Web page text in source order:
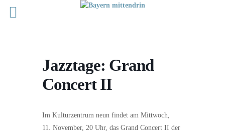
Jazztage: Grand
Concert II
Im Kulturzentrum neun findet am Mittwoch,
11. November, 20 Uhr, das Grand Concert II der